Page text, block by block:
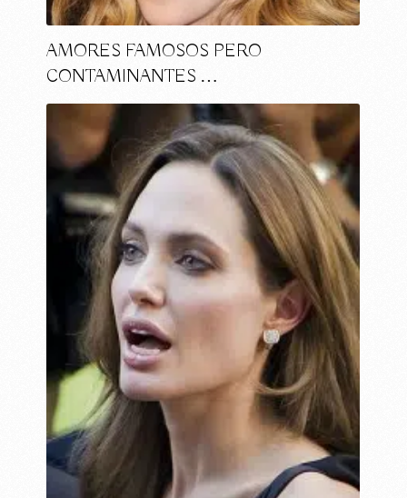
AMORES FAMOSOS PERO
CONTAMINANTES …